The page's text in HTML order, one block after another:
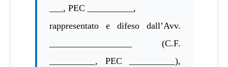
___, PEC __________,
rappresentato e difeso dall’Avv.
__________________ (C.F.
__________, PEC __________),